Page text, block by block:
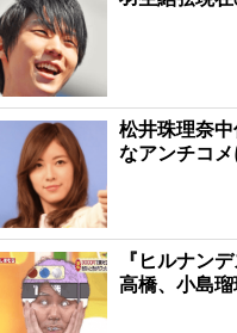
松井珠理奈
なアンチコメ
『ヒルナン
高橋、小島